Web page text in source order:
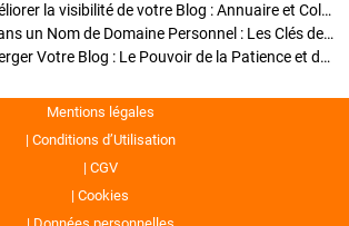
Stratégies pour améliorer la visibilité de votre Blog : Annuaire et Collaborations
Pourquoi Investir dans un Nom de Domaine Personnel : Les Clés de la Réussite de Votre Blog
Comment Faire Émerger Votre Blog : Le Pouvoir de la Patience et de la Persévérance
Mentions légales
Conditions d’Utilisation
CGV
Cookies